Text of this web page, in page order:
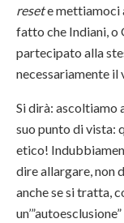
resete mettiamoci
fatto che Indiani, o
partecipato alla
necessariamente il
Si dirà: ascoltiamo
suo punto di vista:
etico!
dire allargare, non
anche se si tratta,